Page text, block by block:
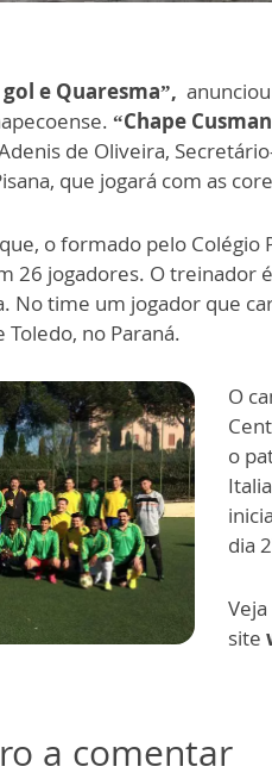
e Quaresma”,
“Chape
de Oliveira,
que jogará com as
o formado pelo Colégio
26 jogadores. O treinador
No time um jogador que
no Paraná.
O
o
dia
site
a comentar